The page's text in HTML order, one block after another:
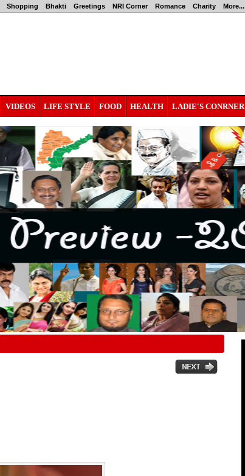
Shopping Bhakti Greetings NRI Corner Romance Charity More...
VIDEOS LIFE STYLE FOOD HEALTH LADIE'S CONRNER